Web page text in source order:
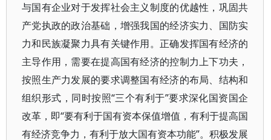
与国有企业对于发挥社会主义制度的优越性，巩固共
产党执政的政治基础，增强我国的经济实力、国防实
力和民族凝聚力具有关键作用。正确发挥国有经济的
主导作用，需要在提高国有经济的控制力上下功夫，
按照生产力发展的要求调整国有经济的布局、结构和
组织形式，同时按照“三个有利于”要求深化国资国企
改革，即“要有利于国有资本保值增值，有利于提高国
有经济竞争力，有利于放大国有资本功能”。积极发展